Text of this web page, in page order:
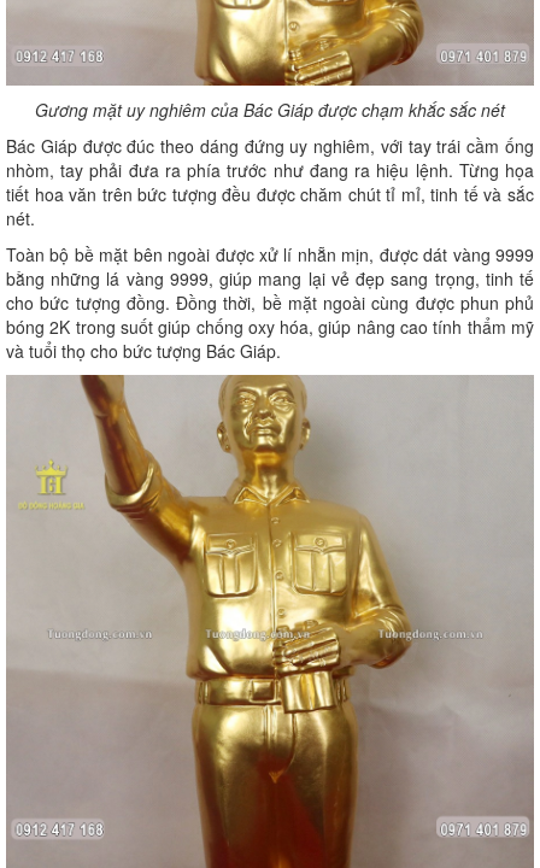
Gương mặt uy nghiêm của Bác Giáp được chạm khắc sắc nét
Bác Giáp được đúc theo dáng đứng uy nghiêm, với tay trái cầm ống
nhòm, tay phải đưa ra phía trước như đang ra hiệu lệnh. Từng họa
tiết hoa văn trên bức tượng đều được chăm chút tỉ mỉ, tinh tế và sắc
nét.
Toàn bộ bề mặt bên ngoài được xử lí nhẵn mịn, được dát vàng 9999
bằng những lá vàng 9999, giúp mang lại vẻ đẹp sang trọng, tinh tế
cho bức tượng đồng. Đồng thời, bề mặt ngoài cùng được phun phủ
bóng 2K trong suốt giúp chống oxy hóa, giúp nâng cao tính thẩm mỹ
và tuổi thọ cho bức tượng Bác Giáp.